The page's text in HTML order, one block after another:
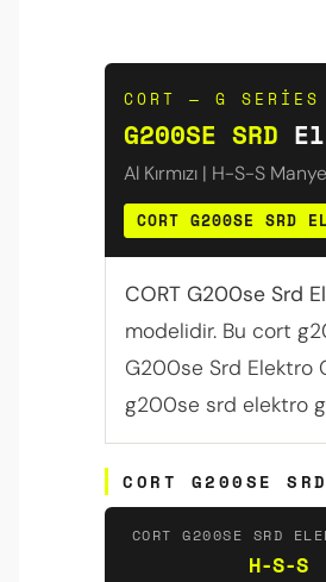
CORT — G SERIES
G200SE SRD
Al Kırmızı | H-S-S
CORT G200SE SRD
CORT G200se Srd
modelidir. Bu cort
G200se Srd Elektro
g200se srd elektro
CORT G200SE
CORT G200SE SRD
H-S-S